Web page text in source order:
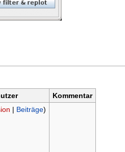
Kommentar
| Beiträge)